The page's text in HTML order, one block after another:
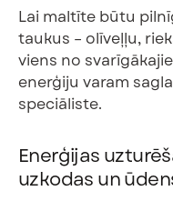
Lai maltīte būtu
taukus – olīveļļu,
viens no
enerģiju varam
speciāliste.
Enerģijas
uzkodas un